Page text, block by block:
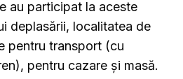
au participat la aceste
deplasării, localitatea de
pentru transport (cu
pentru cazare și masă.